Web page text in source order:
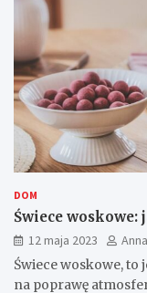
DOM
Świece woskowe:
12 maja 2023
Świece woskowe,
na poprawę